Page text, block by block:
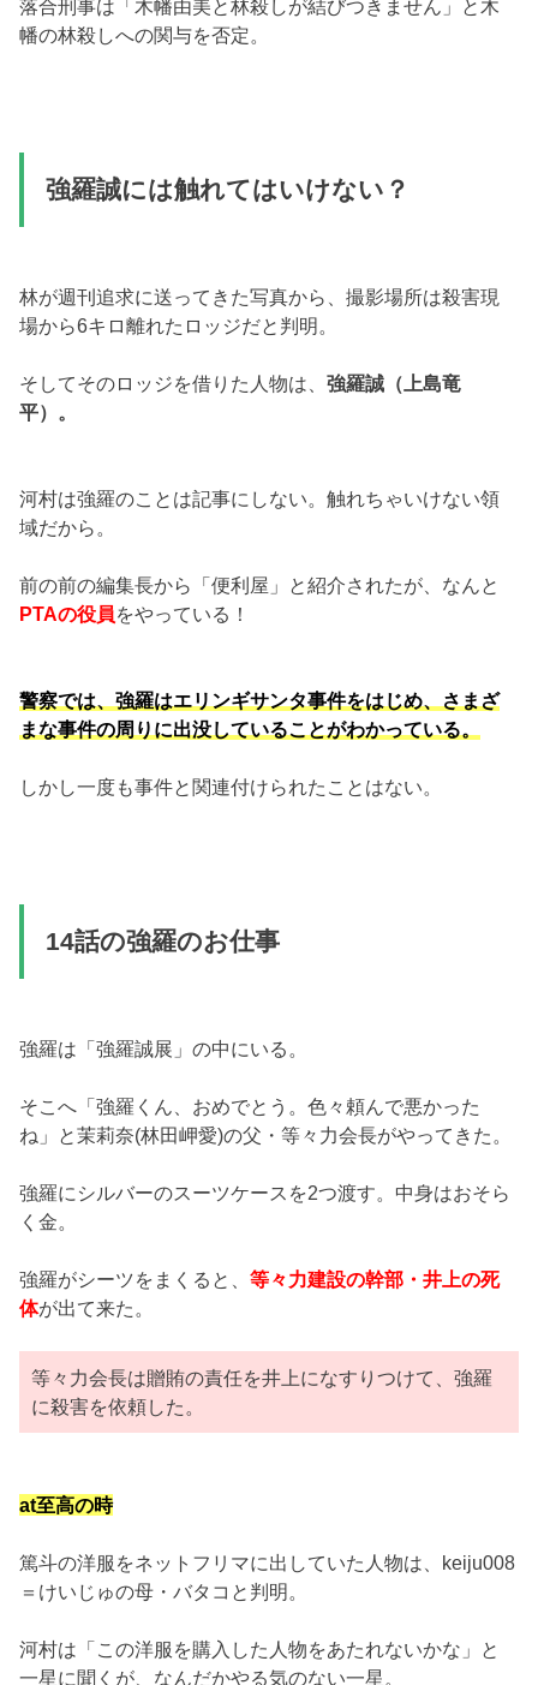
落合刑事は「木幡由美と林殺しが結びつきません」と木
幡の林殺しへの関与を否定。
強羅誠には触れてはいけない？
林が週刊追求に送ってきた写真から、撮影場所は殺害現
場から6キロ離れたロッジだと判明。
そしてそのロッジを借りた人物は、強羅誠（上島竜
平）。
河村は強羅のことは記事にしない。触れちゃいけない領
域だから。
前の前の編集長から「便利屋」と紹介されたが、なんと
PTAの役員をやっている！
警察では、強羅はエリンギサンタ事件をはじめ、さまざ
まな事件の周りに出没していることがわかっている。
しかし一度も事件と関連付けられたことはない。
14話の強羅のお仕事
強羅は「強羅誠展」の中にいる。
そこへ「強羅くん、おめでとう。色々頼んで悪かった
ね」と茉莉奈(林田岬愛)の父・等々力会長がやってきた。
強羅にシルバーのスーツケースを2つ渡す。中身はおそら
く金。
強羅がシーツをまくると、等々力建設の幹部・井上の死
体が出て来た。
等々力会長は贈賄の責任を井上になすりつけて、強羅
に殺害を依頼した。
at至高の時
篤斗の洋服をネットフリマに出していた人物は、keiju008
＝けいじゅの母・バタコと判明。
河村は「この洋服を購入した人物をあたれないかな」と
一星に聞くが、なんだかやる気のない一星。